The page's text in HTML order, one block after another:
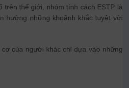
trên thế giới, nhóm tính cách ESTP là
hưởng những khoảnh khắc tuyệt vời
của người khác chỉ dựa vào những